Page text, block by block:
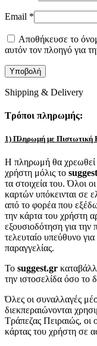
Email *
Αποθήκευσε το
αυτόν τον πλοηγό για
Shipping & Delivery
Τρόποι πληρωμής:
1) Πληρωμή με Πιστωτική
Η πληρωμή θα χρεωθεί
χρήστη μόλις το
τα στοιχεία του. Όλοι
καρτών υπόκεινται σε
από το φορέα που
την κάρτα του χρήστη
εξουσιοδότηση για
τελευταίο υπεύθυνο
παραγγελίας.
Το suggest.gr
την ιστοσελίδα όσο το
Όλες οι συναλλαγές
διεκπεραιώνονται
Τράπεζας Πειραιώς, οι
κάρτας του χρήστη σε